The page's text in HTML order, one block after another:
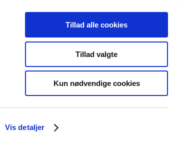
Vis detaljer
Tillad alle cookies
Tillad valgte
Kun nødvendige cookies
Særlige
produktområder